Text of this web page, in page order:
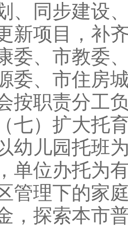
、同步建设
新项目，补
委、市教委
委、市住房
按职责分工
）扩大托育
幼儿园托班
单位办托为
管理下的家
，探索本市